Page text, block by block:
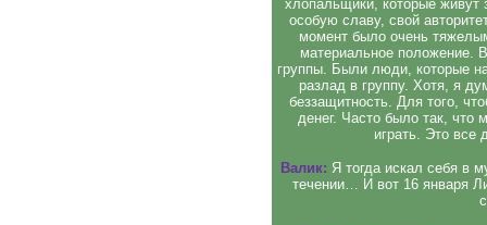
хлопальщики, которые
особую славу, свой
момент было очень
материальное положение.
группы. Были люди, которые
разлад в группу. Хотя, я
беззащитность. Для того,
денег. Часто было так, что
играть. Это все
Валик: Я тогда искал себя в
течении… И вот 16 января